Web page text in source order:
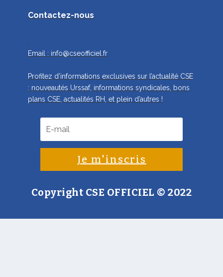
Contactez-nous
Email : info@cseofficiel.fr
Profitez d’informations exclusives sur l’actualité CSE
: nouveautés Urssaf, informations syndicales, bons
plans CSE, actualités RH, et plein d’autres !
Je m'inscris
Copyright CSE OFFICIEL © 2022